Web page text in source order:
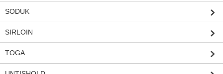
SODUK
SIRLOIN
TOGA